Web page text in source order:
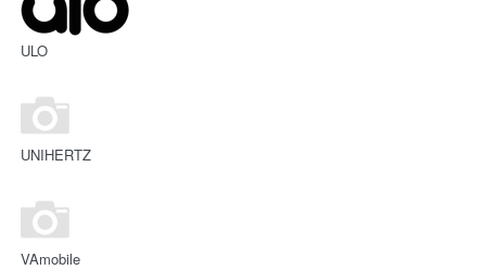
ULO
UNIHERTZ
VAmobile